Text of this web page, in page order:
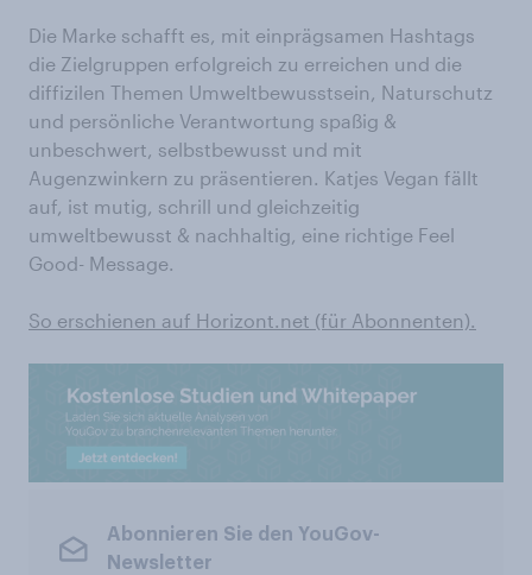
Die Marke schafft es, mit einprägsamen Hashtags
die Zielgruppen erfolgreich zu erreichen und die
diffizilen Themen Umweltbewusstsein, Naturschutz
und persönliche Verantwortung spaßig &
unbeschwert, selbstbewusst und mit
Augenzwinkern zu präsentieren. Katjes Vegan fällt
auf, ist mutig, schrill und gleichzeitig
umweltbewusst & nachhaltig, eine richtige Feel
Good- Message.
So erschienen auf Horizont.net (für Abonnenten).
Abonnieren Sie den YouGov-
Newsletter